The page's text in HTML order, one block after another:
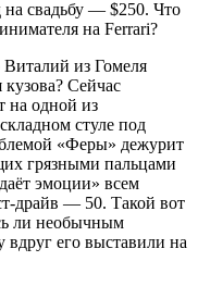
из Гомеля
Сейчас
на одной из
стуле под
«Феры» дежурит
грязными пальцами
эмоции» всем
драйв — 50. Такой вот
ли необычным
вдруг его выставили на